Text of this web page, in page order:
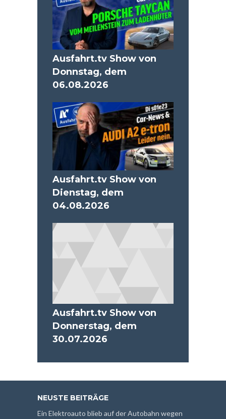
Ausfahrt.tv Show von
Donnstag, dem
06.08.2026
Ausfahrt.tv Show von
Dienstag, dem
04.08.2026
Ausfahrt.tv Show von
Donnerstag, dem
30.07.2026
NEUSTE BEITRÄGE
Ein Elektroauto blieb auf der Autobahn wegen